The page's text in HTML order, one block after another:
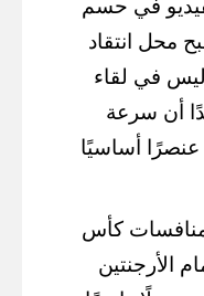
في حسم
محل انتقاد
في لقاء
أن سرعة
عنصرًا أساسيًا
كأس
أمام الأرجنتين